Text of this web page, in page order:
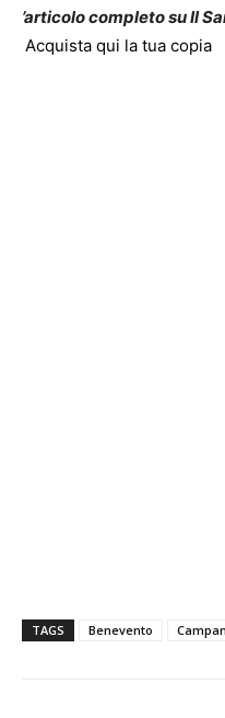
’articolo completo su Il
Acquista qui la tua copia
TAGS Benevento